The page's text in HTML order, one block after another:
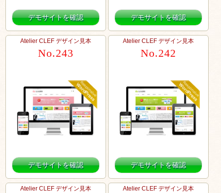
デモサイトを確認 デモサイトを確認
Atelier CLEF デザイン見本
No.243
デモサイトを確認
Atelier CLEF デザイン見本
No.242
デモサイトを確認
Atelier CLEF デザイン見本 Atelier CLEF デザイン見本